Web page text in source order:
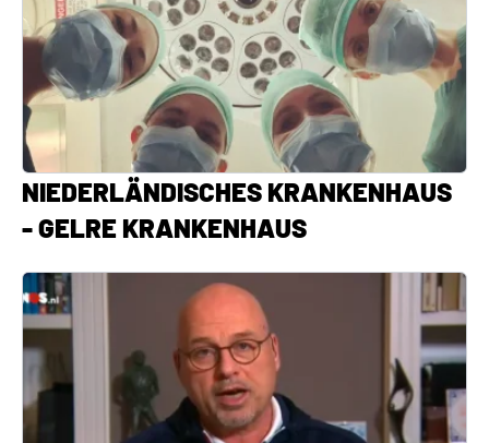
NIEDERLÄNDISCHES KRANKENHAUS
- GELRE KRANKENHAUS